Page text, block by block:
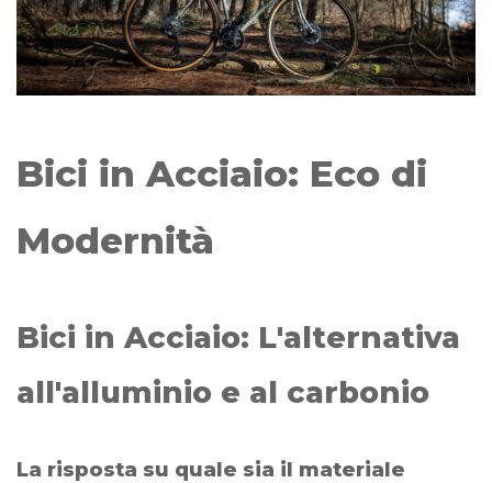
Bici in Acciaio: Eco di
Modernità
Bici in Acciaio: L'alternativa
all'alluminio e al carbonio
La risposta su quale sia il materiale